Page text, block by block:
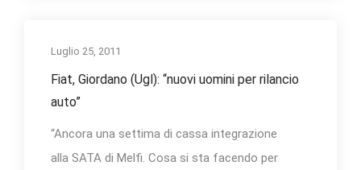
Luglio 25, 2011
Fiat, Giordano (Ugl): “nuovi uomini per rilancio
auto”
“Ancora una settima di cassa integrazione
alla SATA di Melfi. Cosa si sta facendo per